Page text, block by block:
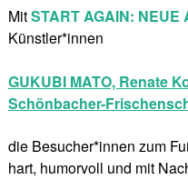
MitSTART AGAIN: NEUE
Künstler*innen
GUKUBI MATO, Renate
Schönbacher-
die Besucher*innen zum
hart, humorvoll und mit